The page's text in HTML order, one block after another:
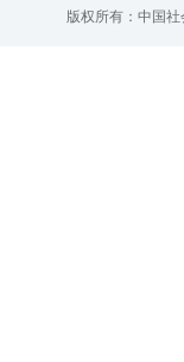
版权所有：中国